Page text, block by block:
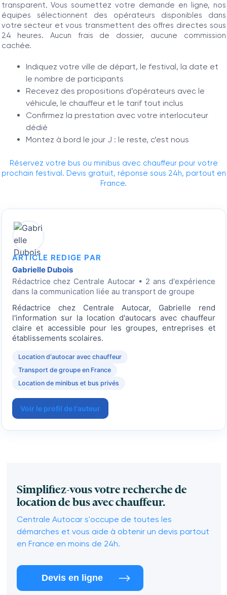
transparent. Vous soumettez votre demande en ligne, nos
équipes sélectionnent des opérateurs disponibles dans
votre secteur et vous transmettent des offres directes sous
24 heures. Aucun frais de dossier, aucune commission
cachée.
Indiquez votre ville de départ, le festival, la date et
le nombre de participants
Recevez des propositions d’opérateurs avec le
véhicule, le chauffeur et le tarif tout inclus
Confirmez la prestation avec votre interlocuteur
dédié
Montez à bord le jour J : le reste, c’est nous
Réservez votre bus ou minibus avec chauffeur pour votre
prochain festival. Devis gratuit, réponse sous 24h, partout en
France.
ARTICLE REDIGE PAR
Gabrielle Dubois
Rédactrice chez Centrale Autocar • 2 ans d'expérience
dans la communication liée au transport de groupe
Rédactrice chez Centrale Autocar, Gabrielle rend
l'information sur la location d'autocars avec chauffeur
claire et accessible pour les groupes, entreprises et
établissements scolaires.
Location d'autocar avec chauffeur
Transport de groupe en France
Location de minibus et bus privés
Voir le profil de l'auteur
Simplifiez-vous votre recherche de
location de bus avec chauffeur.
Centrale Autocar s'occupe de toutes les
démarches et vous aide à obtenir un devis partout
en France en moins de 24h.
Devis en ligne